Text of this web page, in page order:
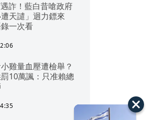
詐！藍白昔嗆政府
天譴」迴力鏢來
一次看
雞量血壓遭檢舉？
10萬諷：只准賴總